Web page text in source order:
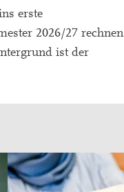
erste
2026/27 rechnen
ist der